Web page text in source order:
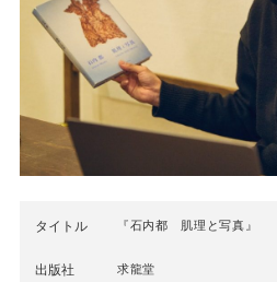
タイトル 『石内都 肌理と写真』
出版社 求龍堂